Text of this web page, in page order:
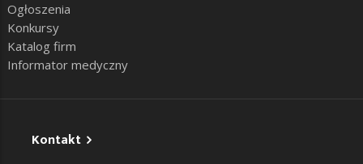
Ogłoszenia
Konkursy
Katalog firm
Informator medyczny
Kontakt